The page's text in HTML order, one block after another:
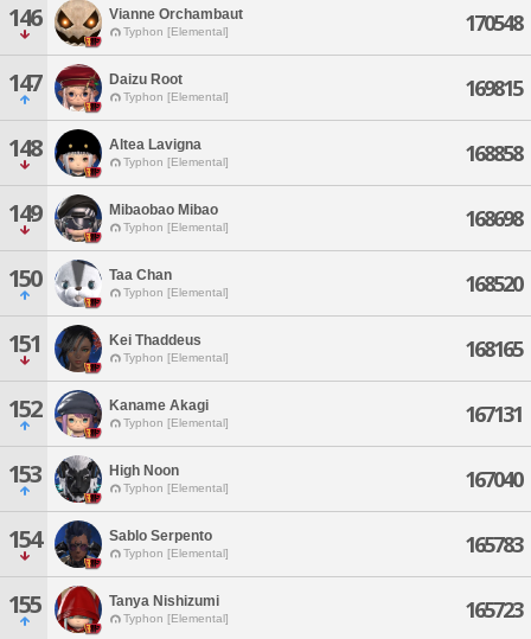
146 Vianne Orchambaut
Typhon [Elemental] 170548
147 Daizu Root
Typhon [Elemental] 169815
148 Altea Lavigna
Typhon [Elemental] 168858
149 Mibaobao Mibao
Typhon [Elemental] 168698
150 Taa Chan
Typhon [Elemental] 168520
151 Kei Thaddeus
Typhon [Elemental] 168165
152 Kaname Akagi
Typhon [Elemental] 167131
153 High Noon
Typhon [Elemental] 167040
154 Sablo Serpento
Typhon [Elemental] 165783
155 Tanya Nishizumi
Typhon [Elemental] 165723